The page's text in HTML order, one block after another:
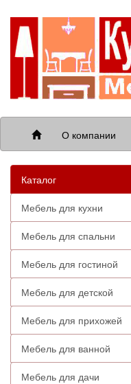
О компании
Каталог
Мебель для кухни
Мебель для спальни
Мебель для гостиной
Мебель для детской
Мебель для прихожей
Мебель для ванной
Мебель для дачи